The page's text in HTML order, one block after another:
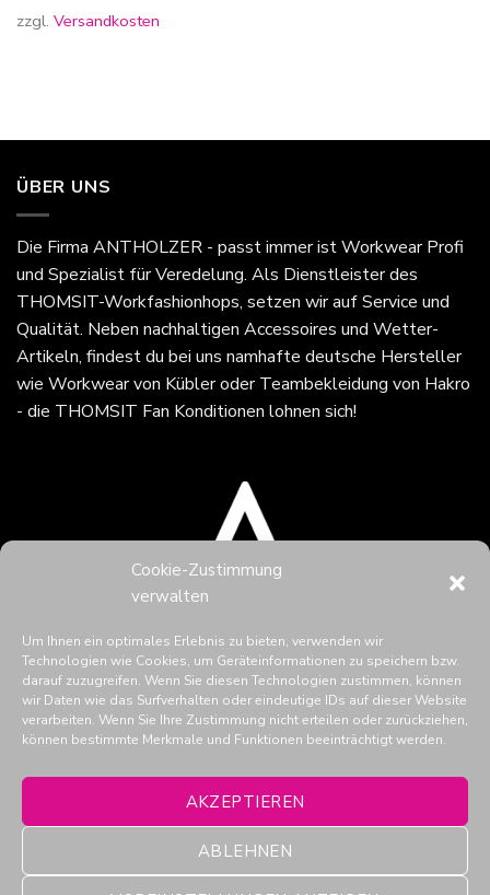
Cookie-Zustimmung
verwalten
Um Ihnen ein optimales Erlebnis zu bieten, verwenden wir
Technologien wie Cookies, um Geräteinformationen zu speichern bzw.
darauf zuzugreifen. Wenn Sie diesen Technologien zustimmen, können
wir Daten wie das Surfverhalten oder eindeutige IDs auf dieser Website
verarbeiten. Wenn Sie Ihre Zustimmung nicht erteilen oder zurückziehen,
können bestimmte Merkmale und Funktionen beeinträchtigt werden.
AKZEPTIEREN
ABLEHNEN
zzgl. Versandkosten
ÜBER UNS
Die Firma ANTHOLZER - passt immerist Workwear Profi
und Spezialist für Veredelung. Als Dienstleister des
THOMSIT-Workfashionhops, setzen wir auf Service und
Qualität. Neben nachhaltigen Accessoires und Wetter-
Artikeln, findest du bei uns namhafte deutsche Hersteller
wie Workwear von Kübler oder Teambekleidung von Hakro
- die THOMSIT Fan Konditionen lohnen sich!
THOMSIT in den Social Media